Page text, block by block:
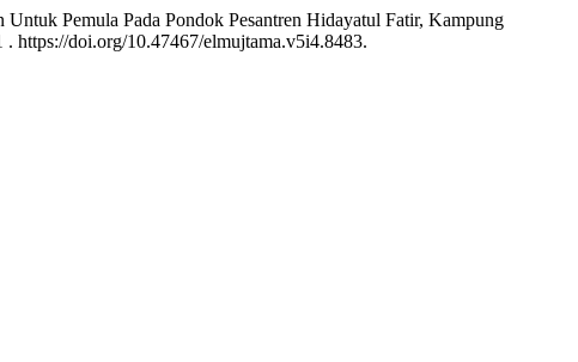
Pemula Pada Pondok Pesantren Hidayatul Fatir, Kampung
. https://doi.org/10.47467/elmujtama.v5i4.8483.